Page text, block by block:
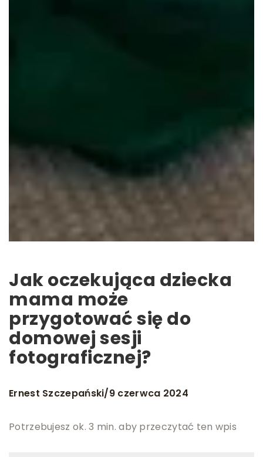
Jak oczekująca dziecka
mama może
przygotować się do
domowej sesji
fotograficznej?
Ernest Szczepański/9 czerwca 2024
Potrzebujesz ok. 3 min. aby przeczytać ten wpis